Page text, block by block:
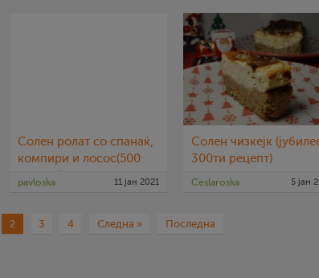
Солен ролат со спанаќ,
компири и лосос(500
рецепт)
pavloska 11 јан 2021
Солен чизкејк
300ти рецепт)
Ceslaroska 5 јан
2 3 4 Следна » Последна